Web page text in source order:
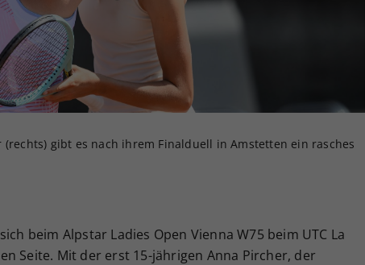
(rechts) gibt es nach ihrem Finalduell in Amstetten ein rasches
beim Alpstar Ladies Open Vienna W75 beim UTC La
Seite. Mit der erst 15-jährigen Anna Pircher, der
Webseiten-Betreiber dies eingestellt hat.